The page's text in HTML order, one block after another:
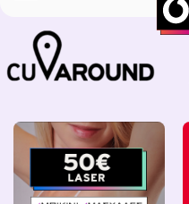
ONLINE ΑΝΑΝΕΩΣΗ
ΠΑΚΕΤΑ
BONUS
STUDENTS